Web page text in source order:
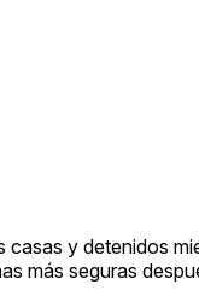
y detenidos
más seguras